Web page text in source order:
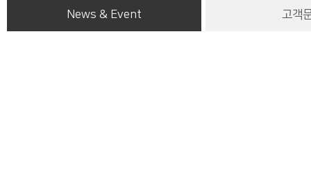
News & Event 고객